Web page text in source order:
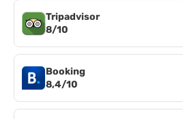
Tripadvisor
8/10
Booking
8,4/10